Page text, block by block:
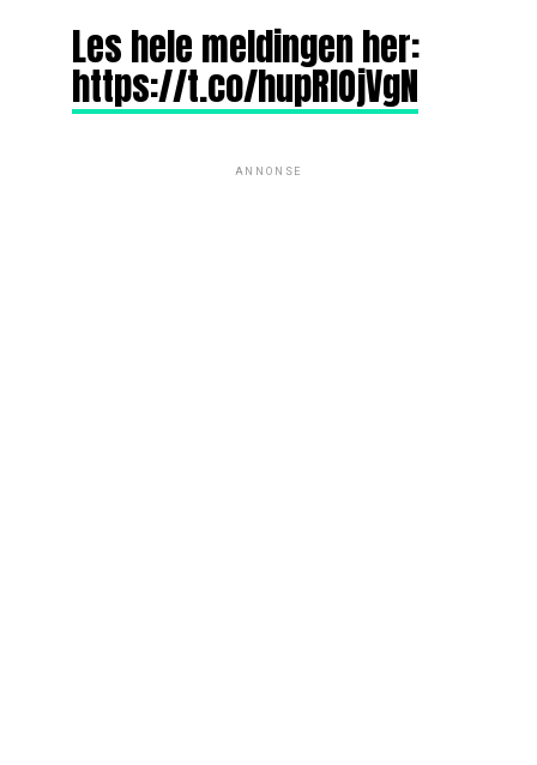
Les hele meldingen her:
https://t.co/hupRlOjVgN
ANNONSE